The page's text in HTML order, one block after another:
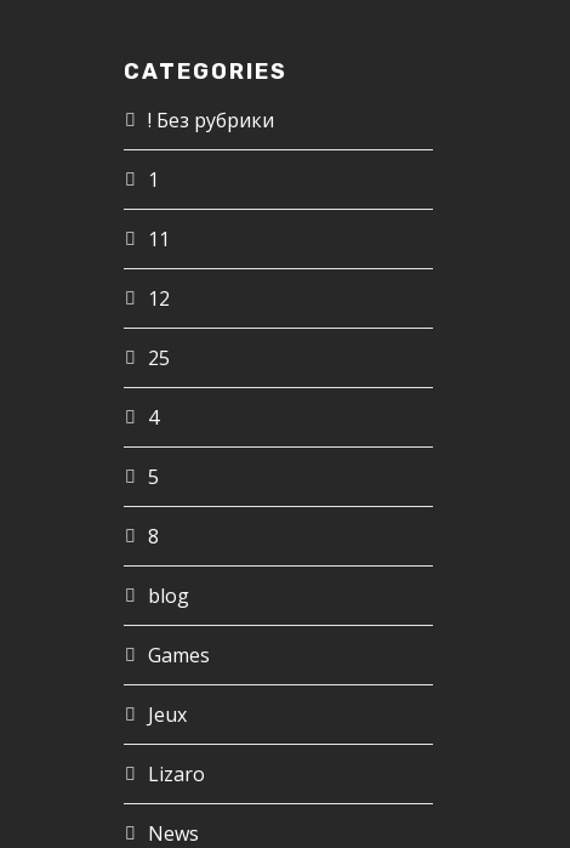
CATEGORIES
! Без рубрики
1
11
12
25
4
5
8
blog
Games
Jeux
Lizaro
News